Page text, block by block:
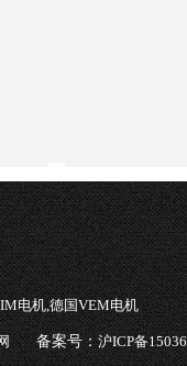
电机,德国VEM电机
备案号：沪ICP备